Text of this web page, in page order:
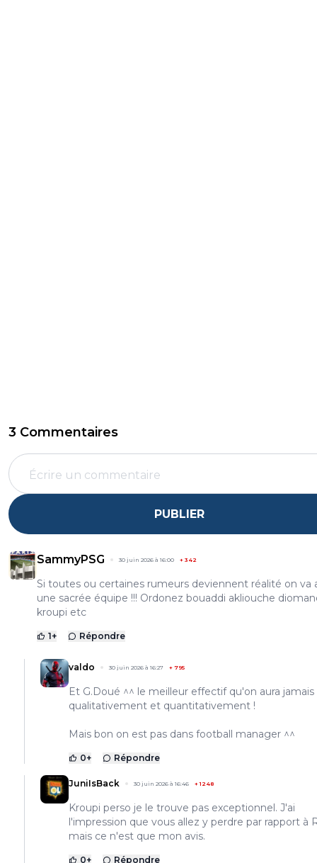
3 Commentaires
PUBLIER
SammyPSG 30 juin 2026 à 16:00 + 342
Si toutes ou certaines rumeurs deviennent réalité on va
une sacrée équipe !!! Ordonez bouaddi akliouche
kroupi etc
1+ Répondre
valdo 30 juin 2026 à 16:27 + 795
Et G.Doué ^^ le meilleur effectif qu'on aura jamais
qualitativement et quantitativement !
Mais bon on est pas dans football manager ^^
0+ Répondre
JuniIsBack 30 juin 2026 à 16:46 +1248
Kroupi perso je le trouve pas exceptionnel. J'ai
l'impression que vous allez y perdre par rapport à
mais ce n'est que mon avis.
0+ Répondre